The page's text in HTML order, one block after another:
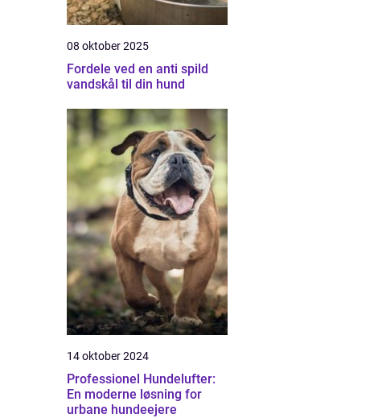
08 oktober 2025
Fordele ved en anti spild
vandskål til din hund
14 oktober 2024
Professionel Hundelufter:
En moderne løsning for
urbane hundeejere